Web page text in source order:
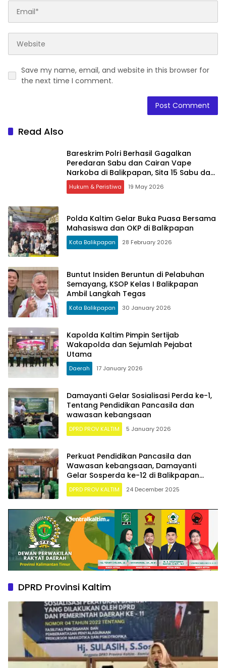
Save my name, email, and website in this browser for
the next time I comment.
Read Also
Bareskrim Polri Berhasil Gagalkan
Peredaran Sabu dan Cairan Vape
Narkoba di Balikpapan, Sita 15 Sabu dan
315 Cartridge
Hukum & Peristiwa 19 May 2026
Polda Kaltim Gelar Buka Puasa Bersama
Mahasiswa dan OKP di Balikpapan
Kota Balikpapan 28 February 2026
Buntut Insiden Beruntun di Pelabuhan
Semayang, KSOP Kelas I Balikpapan
Ambil Langkah Tegas
Kota Balikpapan 30 January 2026
Kapolda Kaltim Pimpin Sertijab
Wakapolda dan Sejumlah Pejabat
Utama
Daerah 17 January 2026
Damayanti Gelar Sosialisasi Perda ke-1,
Tentang Pendidikan Pancasila dan
wawasan kebangsaan
DPRD PROV KALTIM 5 January 2026
Perkuat Pendidikan Pancasila dan
Wawasan kebangsaan, Damayanti
Gelar Sosperda ke-12 di Balikpapan
selatan
DPRD PROV KALTIM 24 December 2025
DPRD Provinsi Kaltim